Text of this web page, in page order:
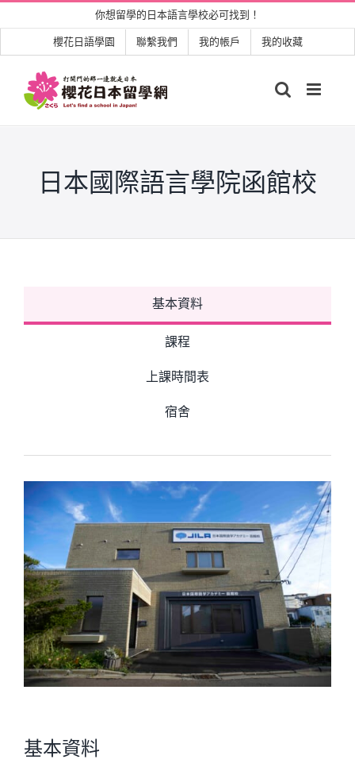
to
content
你想留學的日本語言學校必可找到！
櫻花日語學園 聯繫我們 我的帳戶 我的收藏
日本國際語言學院函館校
基本資料
課程
上課時間表
宿舍
基本資料